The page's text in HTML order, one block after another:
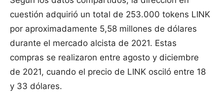
cuestión adquirió un total de 253.000 tokens LINK
por aproximadamente 5,58 millones de dólares
durante el mercado alcista de 2021. Estas
compras se realizaron entre agosto y diciembre
de 2021, cuando el precio de LINK osciló entre 18
y 33 dólares.